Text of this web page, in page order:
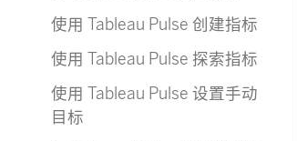
使用 Tableau Pulse 创建指标
使用 Tableau Pulse 探索指标
使用 Tableau Pulse 设置手动
目标